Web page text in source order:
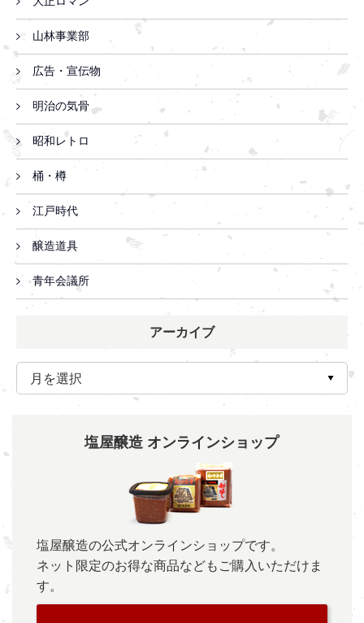
山林事業部
広告・宣伝物
明治の気骨
昭和レトロ
桶・樽
江戸時代
醸造道具
青年会議所
アーカイブ
塩屋醸造 オンラインショップ
塩屋醸造の公式オンラインショップです。
ネット限定のお得な商品などもご購入いただけま
す。